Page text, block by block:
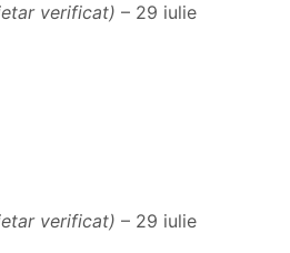
verificat) – 29 iulie
verificat) – 29 iulie